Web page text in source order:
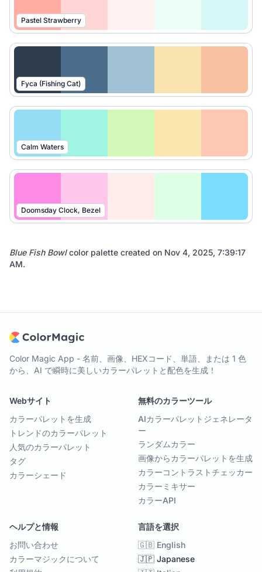
Pastel Strawberry
Fyca (Fishing Cat)
Calm Waters
Doomsday Clock, Bezel
Blue Fish Bowlcolor palette created on Nov 4, 2025, 7:39:17
AM.
Color Magic App - 名前、画像、HEXコード、単語、または 1 色
から、AI で瞬時に美しいカラーパレットと配色を生成！
Webサイト
カラーパレットを生成
トレンドのカラーパレット
人気のカラーパレット
タグ
カラーシェード
無料のカラーツール
AIカラーパレットジェネレータ
ー
ランダムカラー
画像からカラーパレットを生成
カラーコントラストチェッカー
カラーミキサー
カラーAPI
ヘルプと情報
お問い合わせ
カラーマジックについて
言語を選択
🇬🇧 English
🇯🇵 Japanese